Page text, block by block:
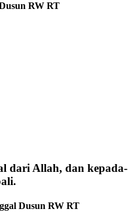
RW RT
dari Allah, dan kepada-
Dusun RW RT